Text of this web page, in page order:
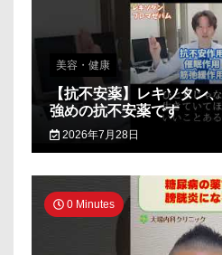
美容・健康
【抗不安薬】レキソタン
強めの抗不安薬です
2026年7月28日
0 Minutes